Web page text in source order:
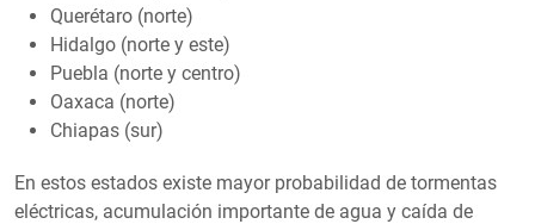
Querétaro (norte)
Hidalgo (norte y este)
Puebla (norte y centro)
Oaxaca (norte)
Chiapas (sur)
En estos estados existe mayor probabilidad de tormentas
eléctricas, acumulación importante de agua y caída de